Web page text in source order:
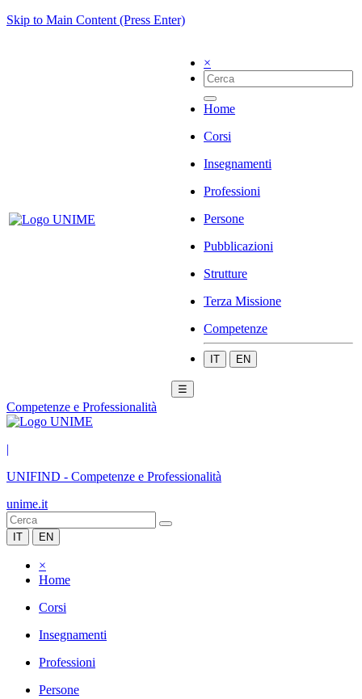
Skip to Main Content (Press Enter)
×
Home
Corsi
Insegnamenti
Professioni
Persone
Pubblicazioni
Strutture
Terza Missione
Competenze
IT EN
☰
Competenze e Professionalità
|
UNIFIND - Competenze e Professionalità
unime.it
IT EN
×
Home
Corsi
Insegnamenti
Professioni
Persone